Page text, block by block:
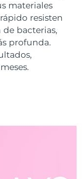
materiales
resisten
bacterias,
profunda.